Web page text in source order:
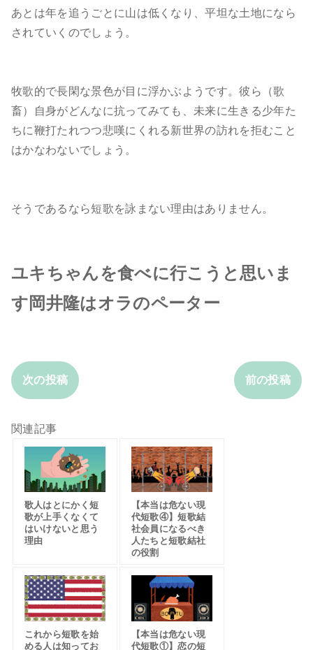
あとは年を追うごとに山は低くなり、平坦な土地になら
されていくのでしょう。
牧歌的で長閑な景色が目に浮かぶようです。彼ら（歌
畜）自身がどんなに抗ってみても、未来に生きる少年た
ちに鞭打たれつつ悲嘆にくれる新世界の訪れを拒むこと
はかなわないでしょう。
そうであるなら短歌を詠まない理由はありません。
ユキちゃんを食べに行こうと思いま
す岡井隆はオラのペーター
次の投稿 前の投稿
関連記事
歌人はとにかく短
歌が上手くなくて
はいけないと思う
理由
【本当は危ない現
代短歌④】短歌結
社会員になるべき
人たちと短歌結社
の役割
これから短歌を始
める人は知ってお
【本当は危ない現
代短歌①】恋の短